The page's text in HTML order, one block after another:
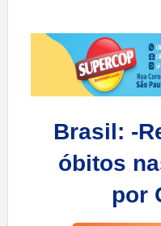
Brasil: -
óbitos
por